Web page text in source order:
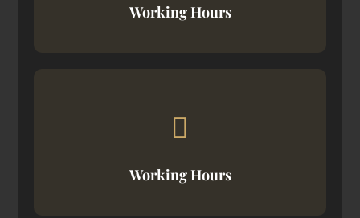
Working Hours
Working Hours